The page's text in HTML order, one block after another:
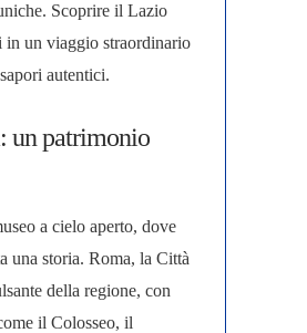
Scoprire il Lazio
in un viaggio straordinario
autentici.
un patrimonio
a cielo aperto, dove
una storia. Roma, la Città
della regione, con
il Colosseo, il